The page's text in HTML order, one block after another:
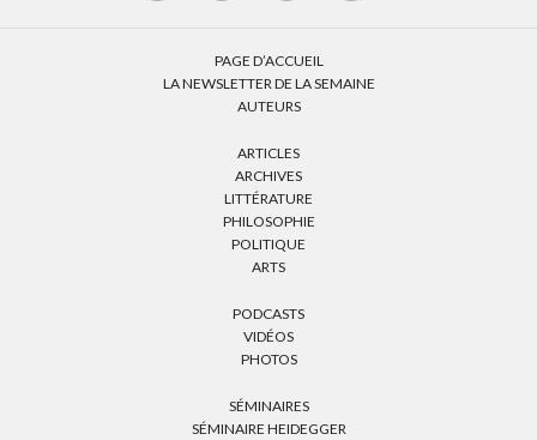
PAGE D’ACCUEIL
LA NEWSLETTER DE LA SEMAINE
AUTEURS
ARTICLES
ARCHIVES
LITTÉRATURE
PHILOSOPHIE
POLITIQUE
ARTS
PODCASTS
VIDÉOS
PHOTOS
SÉMINAIRES
SÉMINAIRE HEIDEGGER